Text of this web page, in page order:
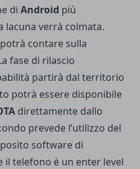
di Android più
lacuna verrà colmata.
contare sulla
fase di rilascio
partirà dal territorio
potrà essere disponibile
direttamente dallo
prevede l’utilizzo del
software di
il telefono è un enter level